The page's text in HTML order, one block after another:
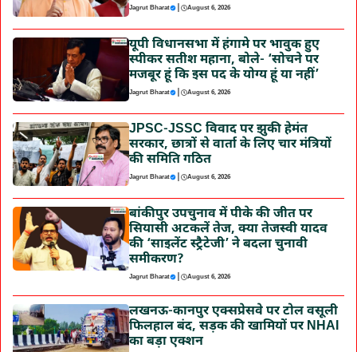
Jagrut Bharat | August 6, 2026
यूपी विधानसभा में हंगामे पर भावुक हुए
स्पीकर सतीश महाना, बोले- ‘सोचने पर
मजबूर हूं कि इस पद के योग्य हूं या नहीं’
Jagrut Bharat | August 6, 2026
JPSC-JSSC विवाद पर झुकी हेमंत
सरकार, छात्रों से वार्ता के लिए चार मंत्रियों
की समिति गठित
Jagrut Bharat | August 6, 2026
बांकीपुर उपचुनाव में पीके की जीत पर
सियासी अटकलें तेज, क्या तेजस्वी यादव
की ‘साइलेंट स्ट्रैटेजी’ ने बदला चुनावी
समीकरण?
Jagrut Bharat | August 6, 2026
लखनऊ-कानपुर एक्सप्रेसवे पर टोल वसूली
फिलहाल बंद, सड़क की खामियों पर NHAI
का बड़ा एक्शन